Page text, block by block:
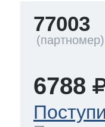
77003
6788